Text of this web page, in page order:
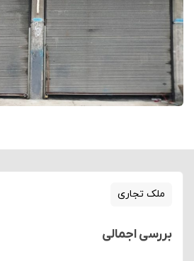
ملک تجاری
بررسی اجمالی